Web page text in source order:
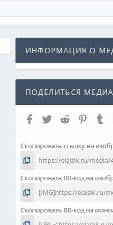
ИНФОРМАЦИЯ О
ПОДЕЛИТЬСЯ МЕДИА
Facebook
TwitterReddit
Скопировать ссылку на
Скопировать BB-код на
Скопировать BB-код на